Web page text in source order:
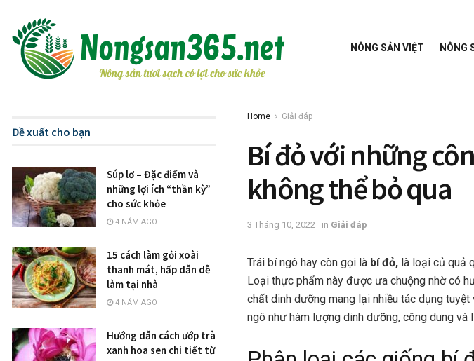
NÔNG SẢN VIỆT NÔNG
Home Giải đáp
Bí đỏ với những
không thể bỏ qua
3 Tháng 10, 2022 in Giải đáp
Trái bí ngô hay còn gọi là bí đỏ, là loại củ quả
Loại thực phẩm này được ưa chuộng nhờ có
chất dinh dưỡng mang lại nhiều tác dụng
ngô như hàm lượng dinh dưỡng, công dung
Đề xuất cho bạn
Súp lơ – Đặc điểm và
những lợi ích “thần kỳ”
cho sức khỏe
4 NĂM AGO
15 cách làm gỏi xoài
thanh mát, hấp dẫn dễ
làm tại nhà
4 NĂM AGO
Hướng dẫn cách ướp trà
xanh hoa sen chi tiết từ